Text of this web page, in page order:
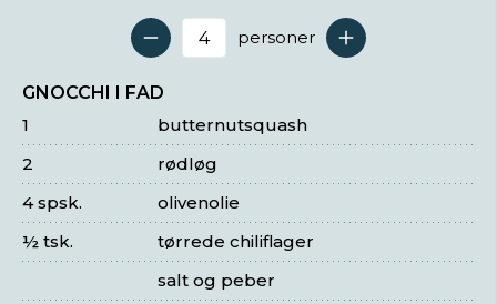
Antal serveringer
personer
GNOCCHI I FAD
butternutsquash
1
rødløg
2
olivenolie
4 spsk.
tørrede chiliflager
½ tsk.
salt og peber